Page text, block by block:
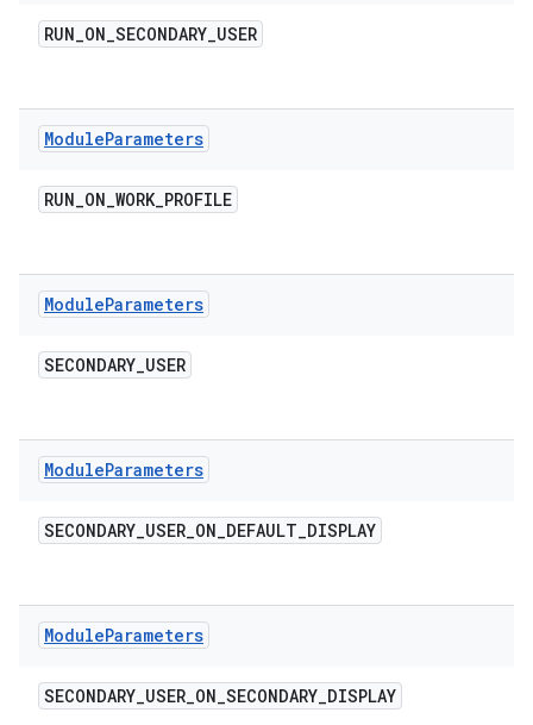
RUN_ON_SECONDARY_USER
ModuleParameters
RUN_ON_WORK_PROFILE
ModuleParameters
SECONDARY_USER
ModuleParameters
SECONDARY_USER_ON_DEFAULT_DISPLAY
ModuleParameters
SECONDARY_USER_ON_SECONDARY_DISPLAY